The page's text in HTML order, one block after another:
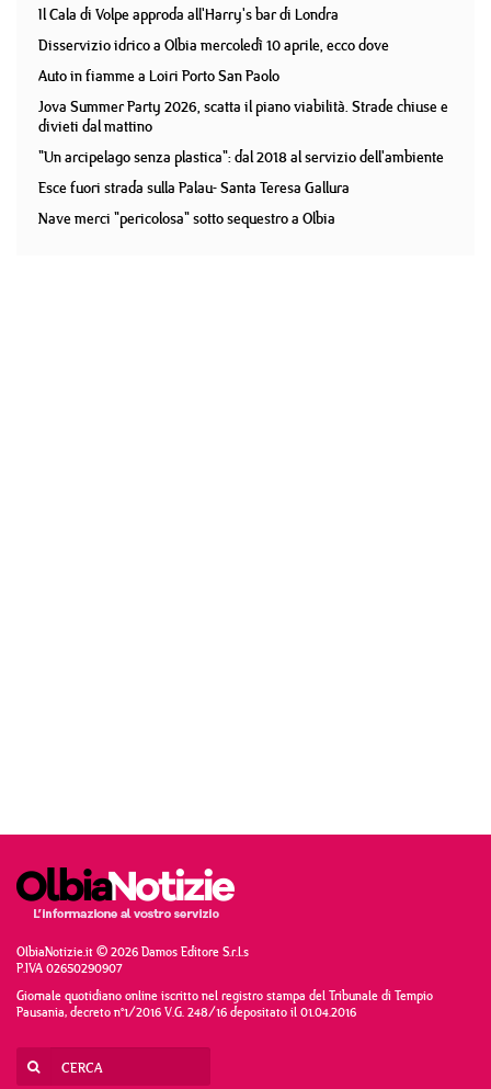
Il Cala di Volpe approda all'Harry's bar di Londra
Disservizio idrico a Olbia mercoledì 10 aprile, ecco dove
Auto in fiamme a Loiri Porto San Paolo
Jova Summer Party 2026, scatta il piano viabilità. Strade chiuse e
divieti dal mattino
"Un arcipelago senza plastica": dal 2018 al servizio dell'ambiente
Esce fuori strada sulla Palau- Santa Teresa Gallura
Nave merci "pericolosa" sotto sequestro a Olbia
OlbiaNotizie.it © 2026 Damos Editore S.r.l.s
P.IVA 02650290907
Giornale quotidiano online iscritto nel registro stampa del Tribunale di Tempio
Pausania, decreto n°1/2016 V.G. 248/16 depositato il 01.04.2016